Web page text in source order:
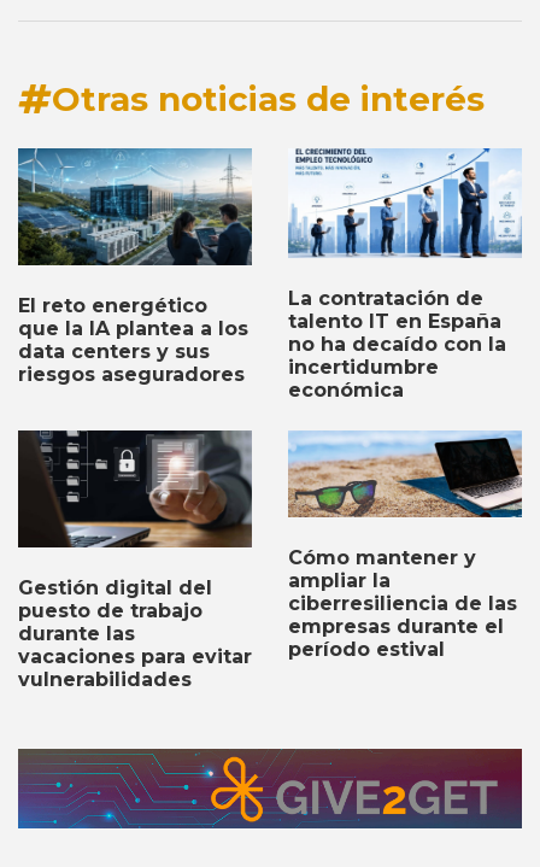
Otras noticias de interés
El reto energético
que la IA plantea a los
data centers y sus
riesgos aseguradores
La contratación de
talento IT en España
no ha decaído con la
incertidumbre
económica
Gestión digital del
puesto de trabajo
durante las
vacaciones para evitar
vulnerabilidades
Cómo mantener y
ampliar la
ciberresiliencia de las
empresas durante el
período estival